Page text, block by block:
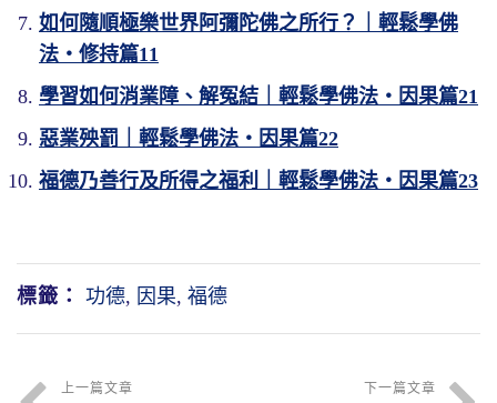
如何隨順極樂世界阿彌陀佛之所行？｜輕鬆學佛
法・修持篇11
學習如何消業障、解冤結｜輕鬆學佛法・因果篇21
惡業殃罰｜輕鬆學佛法・因果篇22
福德乃善行及所得之福利｜輕鬆學佛法・因果篇23
標籤： 功德, 因果, 福德
上一篇文章 下一篇文章